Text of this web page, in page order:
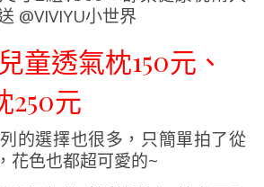
童透氣枕150元、
250元
的選擇也很多，只簡單拍了從
花色也都超可愛的~